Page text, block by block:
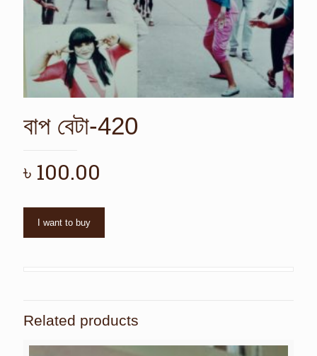
বাপ বেটা-420
৳ 100.00
I want to buy
Related products